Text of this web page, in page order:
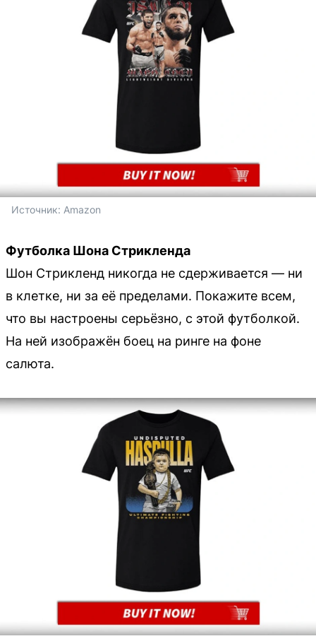
Источник: Amazon
Футболка Шона Стрикленда
Шон Стрикленд никогда не сдерживается — ни
в клетке, ни за её пределами. Покажите всем,
что вы настроены серьёзно, с этой футболкой.
На ней изображён боец на ринге на фоне
салюта.